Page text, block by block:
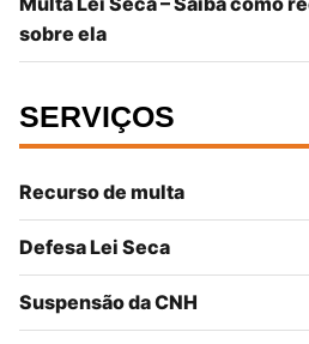
sobre ela
SERVIÇOS
Recurso de multa
Defesa Lei Seca
Suspensão da CNH